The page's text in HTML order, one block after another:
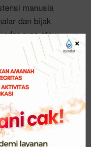
manusia
dan bijak
rupa atau
René Descartes
ia mengajak
kritis dan
Aristoteles, ia
kita”,
agar melekat
×